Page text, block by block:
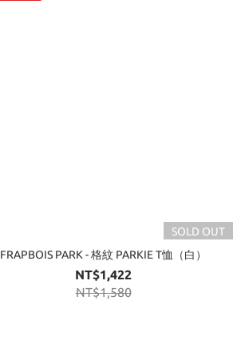
SOLD OUT
FRAPBOIS PARK - 格紋 PARKIE T恤（白）
NT$1,422
NT$1,580